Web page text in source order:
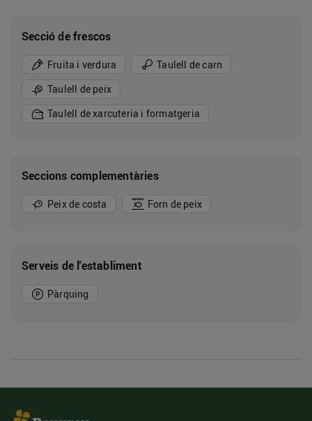
Secció de frescos
Fruita i verdura
Taulell de carn
Taulell de peix
Taulell de xarcuteria i formatgeria
Seccions complementàries
Peix de costa Forn de peix
Serveis de l'establiment
Pàrquing